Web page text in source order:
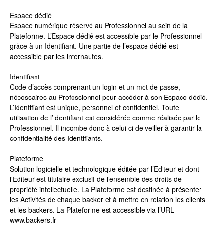
Espace dédié
Espace numérique réservé au Professionnel au sein de la
Plateforme. L’Espace dédié est accessible par le Professionnel
grâce à un Identifiant. Une partie de l’espace dédié est
accessible par les internautes.
Identifiant
Code d’accès comprenant un login et un mot de passe,
nécessaires au Professionnel pour accéder à son Espace dédié.
L’Identifiant est unique, personnel et confidentiel. Toute
utilisation de l’Identifiant est considérée comme réalisée par le
Professionnel. Il incombe donc à celui-ci de veiller à garantir la
confidentialité des Identifiants.
Plateforme
Solution logicielle et technologique éditée par l’Editeur et dont
l’Editeur est titulaire exclusif de l’ensemble des droits de
propriété intellectuelle. La Plateforme est destinée à présenter
les Activités de chaque backer et à mettre en relation les clients
et les backers. La Plateforme est accessible via l’URL
www.backers.fr